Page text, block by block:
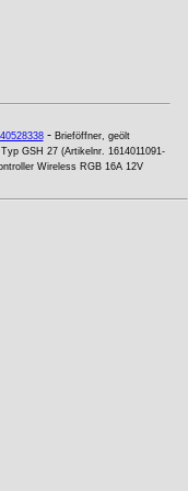
- Brieföffner, geölt
GSH 27 (Artikelnr. 1614011091-
Wireless RGB 16A 12V